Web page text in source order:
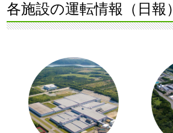
各施設の運転情報（日報）